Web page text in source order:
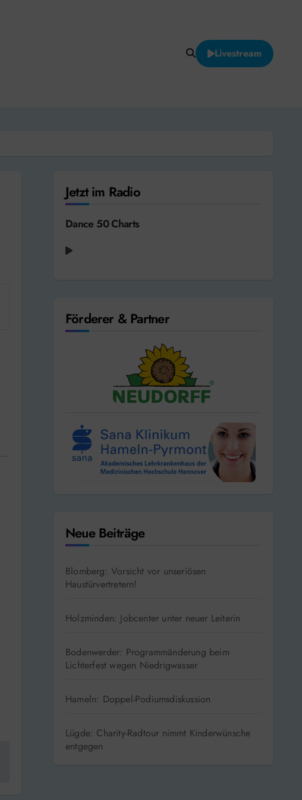
Livestream
Jetzt im Radio
Dance 50 Charts
Förderer & Partner
Neue Beiträge
Blomberg: Vorsicht vor unseriösen
Haustürvertretern!
Holzminden: Jobcenter unter neuer Leiterin
Bodenwerder: Programmänderung beim
Lichterfest wegen Niedrigwasser
Hameln: Doppel-Podiumsdiskussion
Lügde: Charity-Radtour nimmt Kinderwünsche
entgegen